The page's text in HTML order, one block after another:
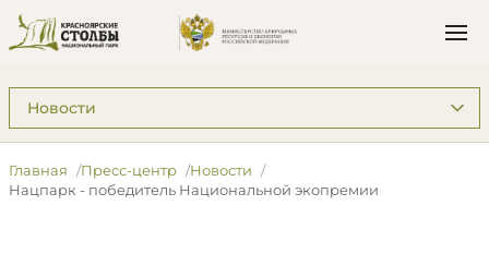
Подразделы: Пресс-центр
Главная Пресс-центр
Новости
Нацпарк - победитель Национальной экопремии